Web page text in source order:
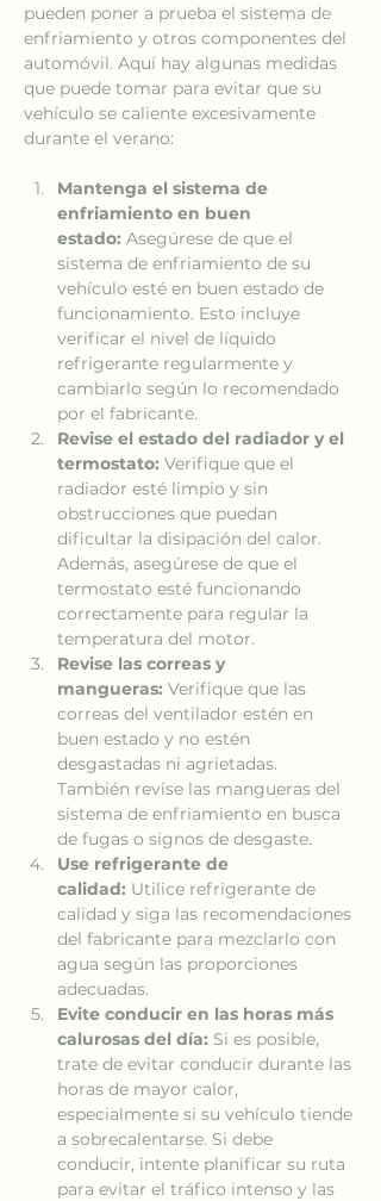
pueden poner a prueba el sistema de
enfriamiento y otros componentes del
automóvil. Aquí hay algunas medidas
que puede tomar para evitar que su
vehículo se caliente excesivamente
durante el verano:
Mantenga el sistema de
enfriamiento en buen
estado: Asegúrese de que el
sistema de enfriamiento de su
vehículo esté en buen estado de
funcionamiento. Esto incluye
verificar el nivel de líquido
refrigerante regularmente y
cambiarlo según lo recomendado
por el fabricante.
Revise el estado del radiador y el
termostato: Verifique que el
radiador esté limpio y sin
obstrucciones que puedan
dificultar la disipación del calor.
Además, asegúrese de que el
termostato esté funcionando
correctamente para regular la
temperatura del motor.
Revise las correas y
mangueras: Verifique que las
correas del ventilador estén en
buen estado y no estén
desgastadas ni agrietadas.
También revise las mangueras del
sistema de enfriamiento en busca
de fugas o signos de desgaste.
Use refrigerante de
calidad: Utilice refrigerante de
calidad y siga las recomendaciones
del fabricante para mezclarlo con
agua según las proporciones
adecuadas.
Evite conducir en las horas más
calurosas del día: Si es posible,
trate de evitar conducir durante las
horas de mayor calor,
especialmente si su vehículo tiende
a sobrecalentarse. Si debe
conducir, intente planificar su ruta
para evitar el tráfico intenso y las